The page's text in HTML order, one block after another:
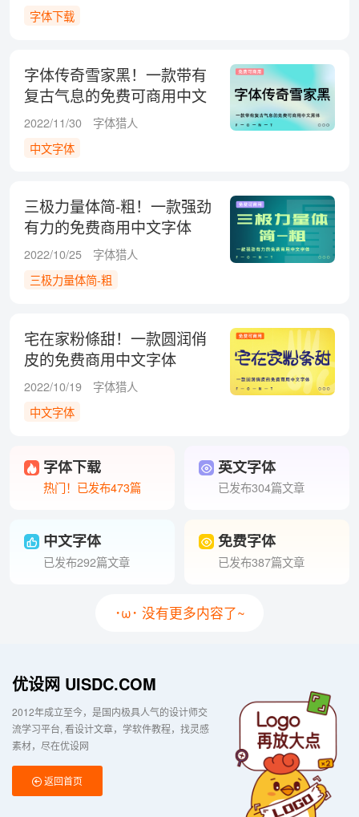
字体下载
字体传奇雪家黑！一款带有
复古气息的免费可商用中文
黑体
2022/11/30
字体猎人
中文字体
三极力量体简-粗！一款强劲
有力的免费商用中文字体
2022/10/25
字体猎人
三极力量体简-粗
宅在家粉條甜！一款圆润俏
皮的免费商用中文字体
2022/10/19
字体猎人
中文字体
字体下载
热门！已发布473篇
英文字体
已发布304篇文章
中文字体
已发布292篇文章
免费字体
已发布387篇文章
･ω･ 没有更多内容了~
优设网 UISDC.COM
2012年成立至今，是国内极具人气的设计师交
流学习平台 看设计文章，学软件教程，找灵感
素材，尽在优设网
返回首页